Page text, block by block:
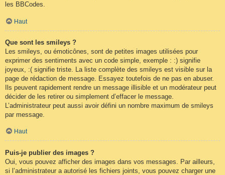
les BBCodes.
Haut
Que sont les smileys ?
Les smileys, ou émoticônes, sont de petites images utilisées pour
exprimer des sentiments avec un code simple, exemple : :) signifie
joyeux, :( signifie triste. La liste complète des smileys est visible sur la
page de rédaction de message. Essayez toutefois de ne pas en abuser.
Ils peuvent rapidement rendre un message illisible et un modérateur peut
décider de les retirer ou simplement d’effacer le message.
L’administrateur peut aussi avoir défini un nombre maximum de smileys
par message.
Haut
Puis-je publier des images ?
Oui, vous pouvez afficher des images dans vos messages. Par ailleurs,
si l’administrateur a autorisé les fichiers joints, vous pouvez charger une